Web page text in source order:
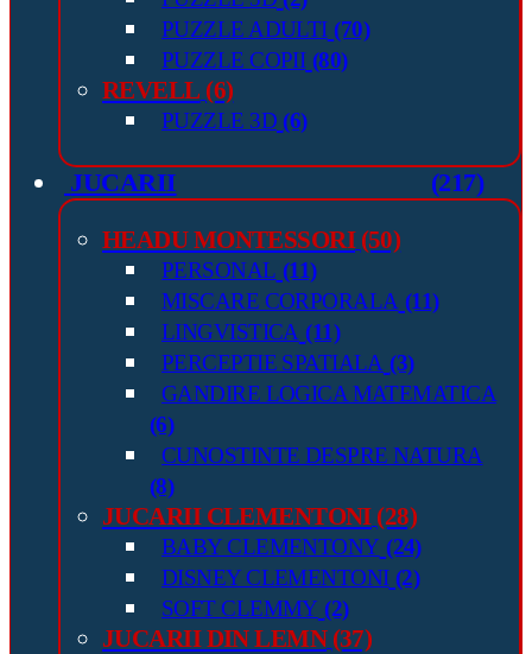
PUZZLE ADULTI (70)
PUZZLE COPII (80)
REVELL (6)
PUZZLE 3D (6)
JUCARII (217)
HEADU MONTESSORI (50)
PERSONAL (11)
MISCARE CORPORALA (11)
LINGVISTICA (11)
PERCEPTIE SPATIALA (3)
GANDIRE LOGICA MATEMATICA
(6)
CUNOSTINTE DESPRE NATURA
(8)
JUCARII CLEMENTONI (28)
BABY CLEMENTONY (24)
DISNEY CLEMENTONI (2)
SOFT CLEMMY (2)
JUCARII DIN LEMN (37)